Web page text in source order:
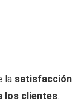
la satisfacción
los clientes.